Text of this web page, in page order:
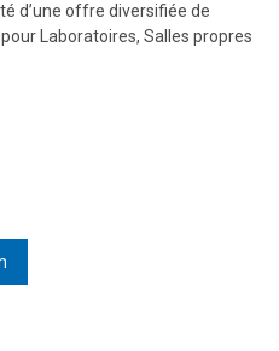
d’une offre diversifiée de
Laboratoires, Salles propres